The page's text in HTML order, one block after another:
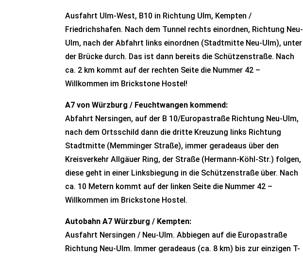
Ausfahrt Ulm-West, B10 in Richtung Ulm, Kempten /
Friedrichshafen. Nach dem Tunnel rechts einordnen, Richtung Neu-
Ulm, nach der Abfahrt links einordnen (Stadtmitte Neu-Ulm), unter
der Brücke durch. Das ist dann bereits die Schützenstraße. Nach
ca. 2 km kommt auf der rechten Seite die Nummer 42 –
Willkommen im Brickstone Hostel!
A7 von Würzburg / Feuchtwangen kommend:
Abfahrt Nersingen, auf der B 10/Europastraße Richtung Neu-Ulm,
nach dem Ortsschild dann die dritte Kreuzung links Richtung
Stadtmitte (Memminger Straße), immer geradeaus über den
Kreisverkehr Allgäuer Ring, der Straße (Hermann-Köhl-Str.) folgen,
diese geht in einer Linksbiegung in die Schützenstraße über. Nach
ca. 10 Metern kommt auf der linken Seite die Nummer 42 –
Willkommen im Brickstone Hostel.
Autobahn A7 Würzburg / Kempten:
Ausfahrt Nersingen / Neu-Ulm. Abbiegen auf die Europastraße
Richtung Neu-Ulm. Immer geradeaus (ca. 8 km) bis zur einzigen T-